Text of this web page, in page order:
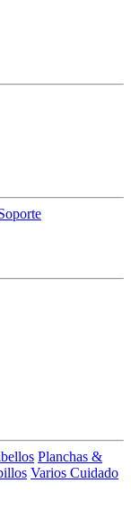
Planchas &
Varios Cuidado